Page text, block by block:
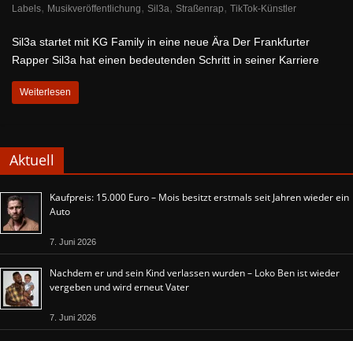
Labels, Musikveröffentlichung, Sil3a, Straßenrap, TikTok-Künstler
Sil3a startet mit KG Family in eine neue Ära Der Frankfurter
Rapper Sil3a hat einen bedeutenden Schritt in seiner Karriere
Weiterlesen
Aktuell
Kaufpreis: 15.000 Euro – Mois besitzt erstmals seit Jahren wieder ein
Auto
7. Juni 2026
Nachdem er und sein Kind verlassen wurden – Loko Ben ist wieder
vergeben und wird erneut Vater
7. Juni 2026